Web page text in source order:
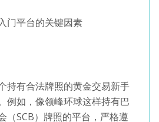
门平台的关键因素
持有合法牌照的黄金交易新手
例如，像领峰环球这样持有巴
（SCB）牌照的平台，严格遵